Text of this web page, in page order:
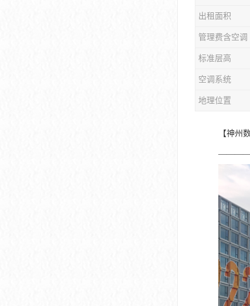
出租面积
管理费含空调
标准层高
空调系统
地理位置
【神州